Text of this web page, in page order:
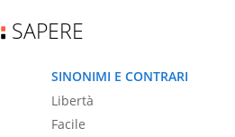
SAPERE
SINONIMI E CONTRARI
Libertà
Facile